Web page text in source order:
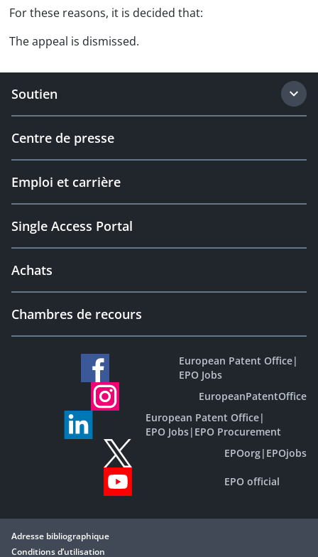
For these reasons, it is decided that:
The appeal is dismissed.
Soutien
Centre de presse
Emploi et carrière
Single Access Portal
Achats
Chambres de recours
European Patent Office|
EPO Jobs
EuropeanPatentOffice
European Patent Office|
EPO Jobs| EPO Procurement
EPOorg| EPOjobs
EPO official
Adresse bibliographique
Conditions d’utilisation